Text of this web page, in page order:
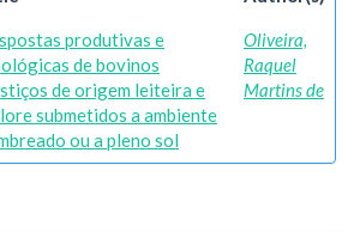
produtivas e
de bovinos
de origem leiteira e
submetidos a ambiente
ou a pleno sol
Oliveira,
Raquel
Martins de